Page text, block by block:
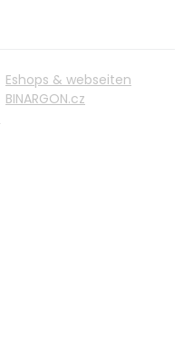
Eshops & webseiten
BINARGON.cz